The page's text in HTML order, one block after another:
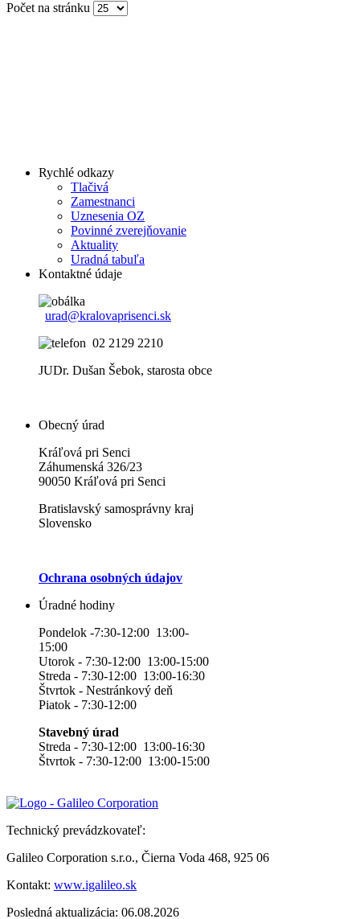
Počet na stránku
Rychlé odkazy
Tlačivá
Zamestnanci
Uznesenia OZ
Povinné zverejňovanie
Aktuality
Uradná tabuľa
Kontaktné údaje
urad@kralovaprisenci.sk
02 2129 2210
JUDr. Dušan Šebok, starosta obce
Obecný úrad
Kráľová pri Senci
Záhumenská 326/23
90050 Kráľová pri Senci
Bratislavský samosprávny kraj
Slovensko
Ochrana osobných údajov
Úradné hodiny
Pondelok -7:30-12:00 13:00-
15:00
Utorok - 7:30-12:00 13:00-15:00
Streda - 7:30-12:00 13:00-16:30
Štvrtok - Nestránkový deň
Piatok - 7:30-12:00
Stavebný úrad
Streda - 7:30-12:00 13:00-16:30
Štvrtok - 7:30-12:00 13:00-15:00
Technický prevádzkovateľ:
Galileo Corporation s.r.o., Čierna Voda 468, 925 06
Kontakt: www.igalileo.sk
Posledná aktualizácia: 06.08.2026